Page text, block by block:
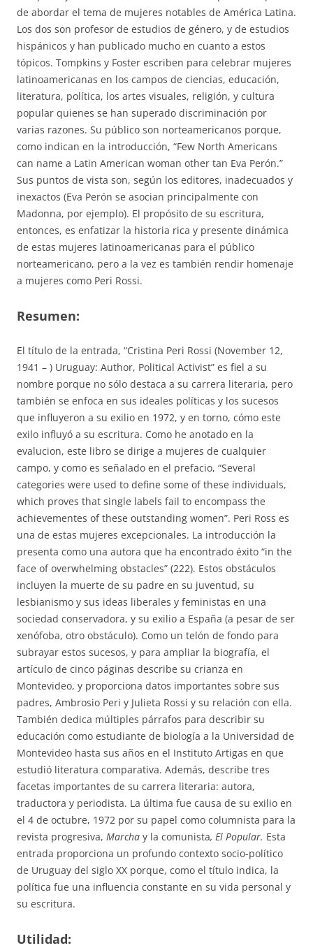
de abordar el tema de mujeres notables de América Latina.
Los dos son profesor de estudios de género, y de estudios
hispánicos y han publicado mucho en cuanto a estos
tópicos. Tompkins y Foster escriben para celebrar mujeres
latinoamericanas en los campos de ciencias, educación,
literatura, política, los artes visuales, religión, y cultura
popular quienes se han superado discriminación por
varias razones. Su público son norteamericanos porque,
como indican en la introducción, “Few North Americans
can name a Latin American woman other tan Eva Perón.”
Sus puntos de vista son, según los editores, inadecuados y
inexactos (Eva Perón se asocian principalmente con
Madonna, por ejemplo). El propósito de su escritura,
entonces, es enfatizar la historia rica y presente dinámica
de estas mujeres latinoamericanas para el público
norteamericano, pero a la vez es también rendir homenaje
a mujeres como Peri Rossi.
Resumen:
El título de la entrada, “Cristina Peri Rossi (November 12,
1941 – ) Uruguay: Author, Political Activist” es fiel a su
nombre porque no sólo destaca a su carrera literaria, pero
también se enfoca en sus ideales políticas y los sucesos
que influyeron a su exilio en 1972, y en torno, cómo este
exilo influyó a su escritura. Como he anotado en la
evalucion, este libro se dirige a mujeres de cualquier
campo, y como es señalado en el prefacio, “Several
categories were used to define some of these individuals,
which proves that single labels fail to encompass the
achievementes of these outstanding women”. Peri Ross es
una de estas mujeres excepcionales. La introducción la
presenta como una autora que ha encontrado éxito “in the
face of overwhelming obstacles” (222). Estos obstáculos
incluyen la muerte de su padre en su juventud, su
lesbianismo y sus ideas liberales y feministas en una
sociedad conservadora, y su exilio a España (a pesar de ser
xenófoba, otro obstáculo). Como un telón de fondo para
subrayar estos sucesos, y para ampliar la biografía, el
artículo de cinco páginas describe su crianza en
Montevideo, y proporciona datos importantes sobre sus
padres, Ambrosio Peri y Julieta Rossi y su relación con ella.
También dedica múltiples párrafos para describir su
educación como estudiante de biología a la Universidad de
Montevideo hasta sus años en el Instituto Artigas en que
estudió literatura comparativa. Además, describe tres
facetas importantes de su carrera literaria: autora,
traductora y periodista. La última fue causa de su exilio en
el 4 de octubre, 1972 por su papel como columnista para la
revista progresiva, Marcha y la comunista, El Popular. Esta
entrada proporciona un profundo contexto socio-político
de Uruguay del siglo XX porque, como el título indica, la
política fue una influencia constante en su vida personal y
su escritura.
Utilidad: